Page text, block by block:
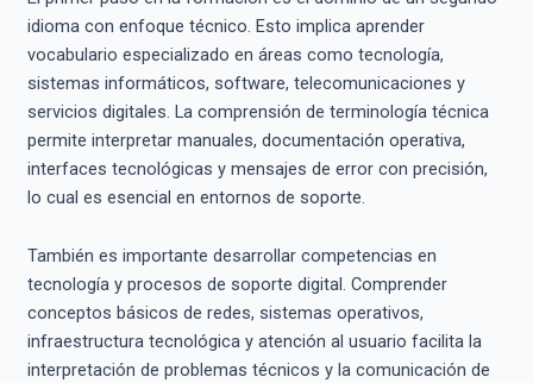
idioma con enfoque técnico. Esto implica aprender
vocabulario especializado en áreas como tecnología,
sistemas informáticos, software, telecomunicaciones y
servicios digitales. La comprensión de terminología técnica
permite interpretar manuales, documentación operativa,
interfaces tecnológicas y mensajes de error con precisión,
lo cual es esencial en entornos de soporte.
También es importante desarrollar competencias en
tecnología y procesos de soporte digital. Comprender
conceptos básicos de redes, sistemas operativos,
infraestructura tecnológica y atención al usuario facilita la
interpretación de problemas técnicos y la comunicación de